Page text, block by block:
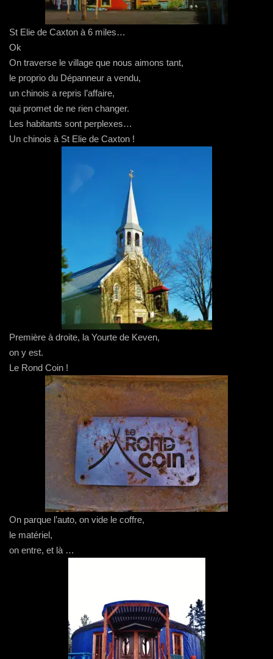
St Elie de Caxton à 6 miles…
Ok
On traverse le village que nous aimons tant,
le proprio du Dépanneur a vendu,
un chinois a repris l’affaire,
qui promet de ne rien changer.
Les habitants sont perplexes…
Un chinois à St Elie de Caxton !
Première à droite, la Yourte de Keven,
on y est.
Le Rond Coin !
On parque l’auto, on vide le coffre,
le matériel,
on entre, et là …